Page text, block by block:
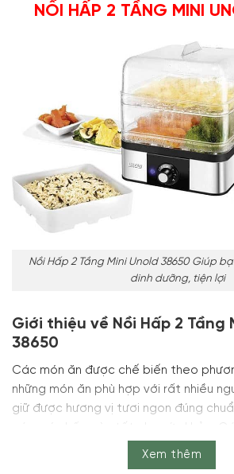
NỒI HẤP 2 TẦNG MINI
Nồi Hấp 2 Tầng Mini Unold 38650 Giúp
dinh dưỡng, tiện lợi
Giới thiệu về Nồi Hấp 2 Tầng
38650
Các món ăn được chế biến theo
những món ăn phù hợp với rất nhiều
giữ được hương vị tươi ngon đúng
ngày của các gia đình luôn ưu tiên các
không có dầu mỡ, phù hợp với cả
Xem thêm